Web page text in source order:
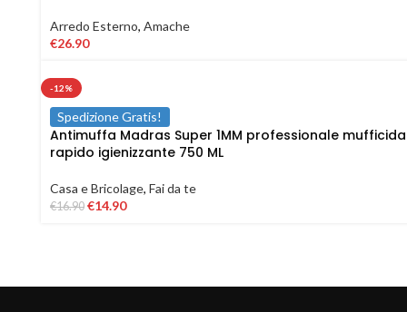
Arredo Esterno, Amache
€26.90
-12%
Spedizione Gratis!
Antimuffa Madras Super 1MM professionale mufficida
rapido igienizzante 750 ML
Casa e Bricolage, Fai da te
€16.90 €14.90